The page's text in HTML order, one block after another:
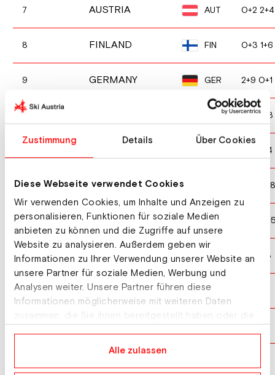
Zustimmung Details Über Cookies
Diese Webseite verwendet Cookies
Wir verwenden Cookies, um Inhalte und Anzeigen zu
personalisieren, Funktionen für soziale Medien
anbieten zu können und die Zugriffe auf unsere
Website zu analysieren. Außerdem geben wir
Informationen zu Ihrer Verwendung unserer Website an
unsere Partner für soziale Medien, Werbung und
Analysen weiter. Unsere Partner führen diese
Informationen möglicherweise mit weiteren Daten
zusammen, die Sie ihnen bereitgestellt haben oder die
Alle zulassen
7 AUSTRIA AUT 0+2 2+4
8 FINLAND FIN 0+3 1+6
9 GERMANY GER 2+9 0+1
10 SWE 0+4 1+8
0+2 1+4
12 SLOVAKIA 0+6
13 ROMANIA ROU 0+7
14 KAZAKHSTAN KAZ 1+5 2+8
15 BULGARIA BUL
16 UNITED STATES USA